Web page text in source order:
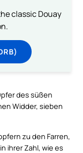
classic Douay
des süßen
Widder, sieben
zu den Farren,
ihrer Zahl, wie es